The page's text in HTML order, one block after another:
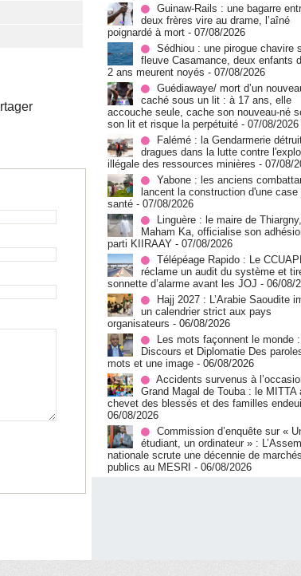
Guinaw-Rails : une bagarre
deux frères vire au drame, l’aîné
poignardé à mort - 07/08/2026
Sédhiou : une pirogue chavire
fleuve Casamance, deux enfants
2 ans meurent noyés - 07/08/2026
Guédiawaye/ mort d’un
caché sous un lit : à 17 ans, elle
accouche seule, cache son nouveau-né
son lit et risque la perpétuité - 07/08/2026
Falémé : la Gendarmerie
dragues dans la lutte contre
illégale des ressources minières - 07/08/
Yabone : les anciens
lancent la construction d'une case
santé - 07/08/2026
Linguère : le maire de Thiargny,
Maham Ka, officialise son
parti KIIRAAY - 07/08/2026
Télépéage Rapido : Le
réclame un audit du système et
sonnette d’alarme avant les JOJ - 06/08/
Hajj 2027 : L’Arabie Saoudite
un calendrier strict aux pays
organisateurs - 06/08/2026
Les mots façonnent le monde :
Discours et Diplomatie Des
mots et une image - 06/08/2026
Accidents survenus à
Grand Magal de Touba : le MITTA
chevet des blessés et des familles
06/08/2026
Commission d’enquête sur «
étudiant, un ordinateur » :
nationale scrute une décennie de marchés
publics au MESRI - 06/08/2026